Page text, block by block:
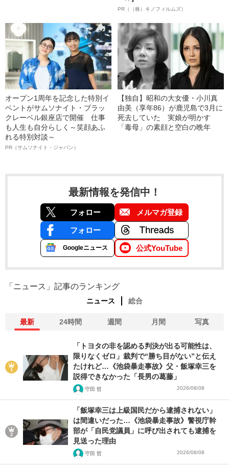
PR（（株）キノフィルムズ）
オープン1周年を記念した特別イ
ベントがサムソナイト・ブラッ
クレーベル銀座店で開催 仕事
も人生も自分らしく～笑顔あふ
れる特別対談～
PR（サムソナイト・ジャパン）
【独自】昭和の大女優・小川真
由美（享年86）が鹿児島で3月に
死去していた 実娘が明かす
「毒母」の素顔と空白の晩年
最新情報を発信中！
フォロー メルマガ登録
フォロー
Googleニュース 公式YouTube
「ニュース」記事のランキング
ニュース 総合
最新 24時間 週間 月間 写真
「トヨタの非を認める判決が出る可能性は、
限りなくゼロ」裁判で“勝ち目がない”と伝え
たけれど…《池袋暴走事故》父・飯塚幸三を
説得できなかった「長男の葛藤」
守田 哲 2026/08/08
「飯塚幸三は上級国民だから逮捕されない」
は間違いだった…《池袋暴走事故》警視庁幹
部が「自民党議員」に呼び出されても逮捕を
見送った理由
守田 哲 2026/08/08